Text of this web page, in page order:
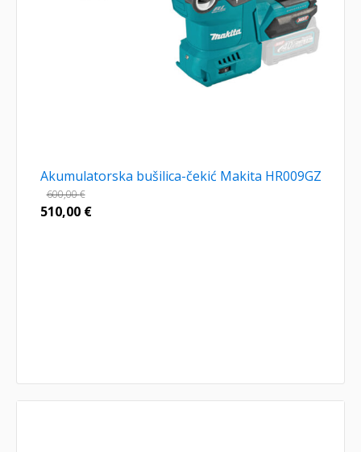
Akumulatorska bušilica-čekić Makita HR009GZ
600,00€
510,00 €